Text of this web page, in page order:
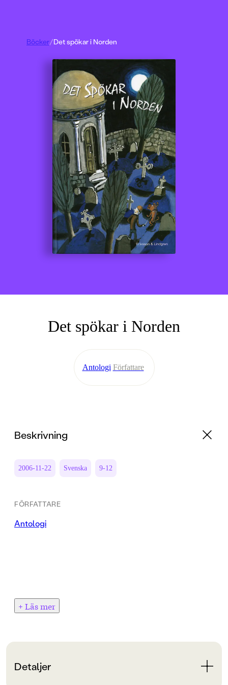
Det spökar i Norden
Antologi Författare
Böcker/Det spökar i Norden
Beskrivning
2006-11-22 Svenska 9-12
FÖRFATTARE
Antologi
+ Läs mer
Detaljer